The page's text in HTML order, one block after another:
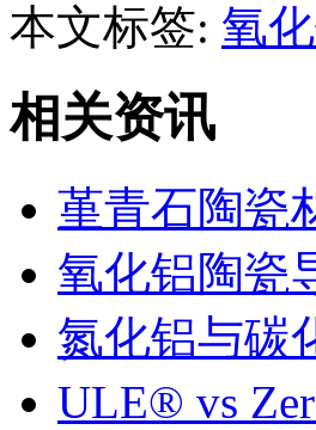
本文标签: 氧
相关资讯
堇青石陶瓷
氧化铝陶瓷
氮化铝与碳
ULE® vs